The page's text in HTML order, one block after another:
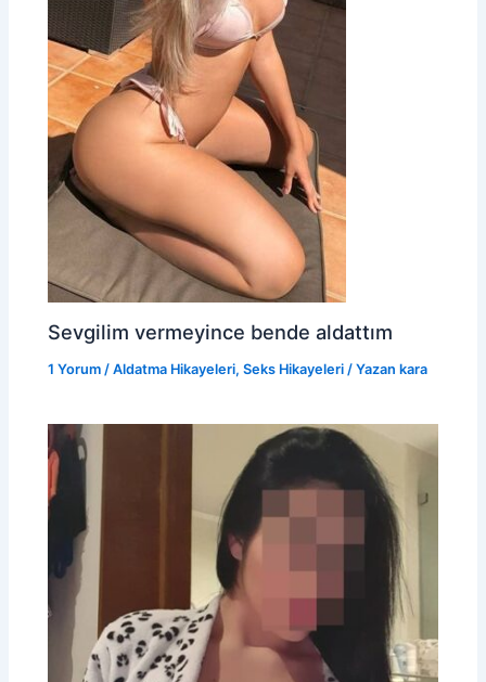
Sevgilim vermeyince bende aldattım
1 Yorum /Aldatma Hikayeleri,Seks Hikayeleri / Yazan kara